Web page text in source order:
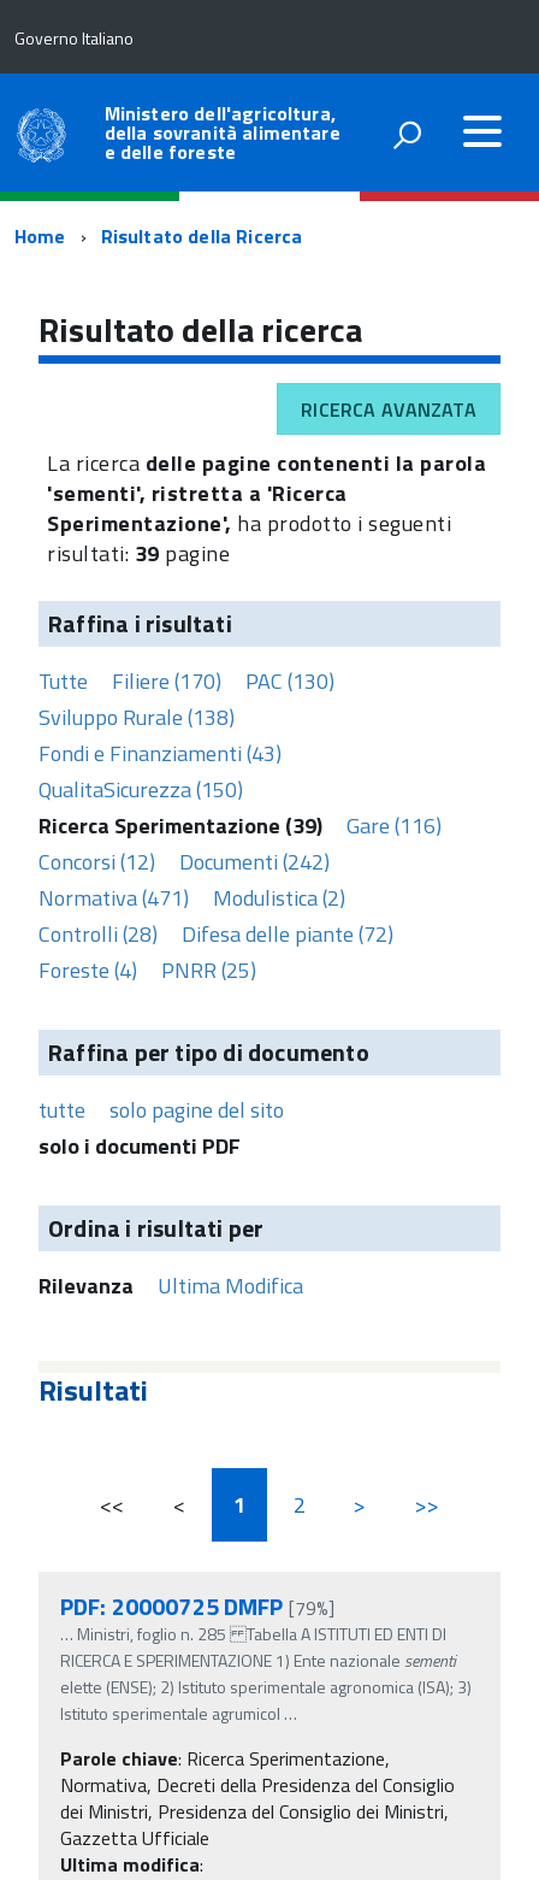
Governo Italiano
Ministero dell'agricoltura,
della sovranità alimentare
e delle foreste
Percorso
navigazione
Home Risultato della Ricerca
Risultato della ricerca
RICERCA AVANZATA
La ricerca delle pagine contenenti la parola
'sementi', ristretta a 'Ricerca
Sperimentazione', ha prodotto i seguenti
risultati: 39 pagine
Raffina i risultati
Tutte Filiere (170)
PAC (130)
Sviluppo Rurale (138)
Fondi e Finanziamenti (43)
QualitaSicurezza (150)
Ricerca Sperimentazione (39)
Gare (116)
Concorsi (12)
Documenti (242)
Normativa (471)
Modulistica (2)
Controlli (28)
Difesa delle piante (72)
Foreste (4)
PNRR (25)
Raffina per tipo di documento
tutte
solo pagine del sito
solo i documenti PDF
Ordina i risultati per
Rilevanza Ultima Modifica
Risultati
<< < 1 2 > >>
PDF: 20000725 DMFP [79%]
… Ministri, foglio n. 285 Tabella A ISTITUTI ED ENTI DI
RICERCA E SPERIMENTAZIONE 1) Ente nazionale sementi
elette (ENSE); 2) Istituto sperimentale agronomica (ISA); 3)
Istituto sperimentale agrumicol …
Parole chiave: Ricerca Sperimentazione,
Normativa, Decreti della Presidenza del Consiglio
dei Ministri, Presidenza del Consiglio dei Ministri,
Gazzetta Ufficiale
Ultima modifica: